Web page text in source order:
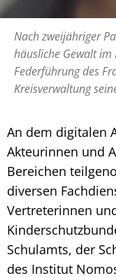
Nach zweijähriger
häusliche Gewalt im
Federführung des
Kreisverwaltung
An dem digitalen
Akteurinnen und
Bereichen
diversen
Vertreterinnen
Schulamts, der
des Institut